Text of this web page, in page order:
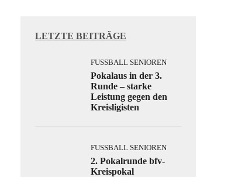
LETZTE BEITRÄGE
FUSSBALL SENIOREN
Pokalaus in der 3.
Runde – starke
Leistung gegen den
Kreisligisten
FUSSBALL SENIOREN
2. Pokalrunde bfv-
Kreispokal